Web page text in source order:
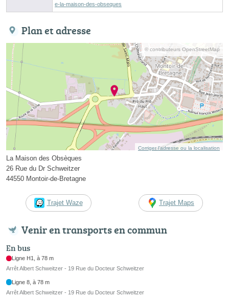
e-la-maison-des-obseques
Plan et adresse
© contributeurs OpenStreetMap
Corriger l’adresse ou la localisation
La Maison des Obsèques
26 Rue du Dr Schweitzer
44550 Montoir-de-Bretagne
Trajet Waze Trajet Maps
Venir en transports en commun
En bus
Ligne H1, à 78 m
Arrêt Albert Schweitzer - 19 Rue du Docteur Schweitzer
Ligne 8, à 78 m
Arrêt Albert Schweitzer - 19 Rue du Docteur Schweitzer